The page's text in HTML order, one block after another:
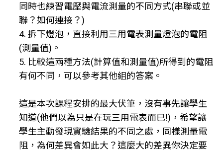
同時也練習電壓與電流測量的不同方式(串聯或並
聯？如何連接？)
4. 拆下燈泡，直接利用三用電表測量燈泡的電阻
(測量值)。
5. 比較這兩種方法(計算值和測量值)所得到的電阻
有何不同，可以參考其他組的答案。
這是本次課程安排的最大伏筆，沒有事先讓學生
知道(他們以為只是在玩三用電表而已!)，希望讓
學生主動發現實驗結果的不同之處，同樣測量電
阻，為何差異會如此大？這麼大的差異你決定要